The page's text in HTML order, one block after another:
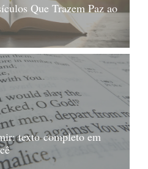
Que Trazem Paz ao
texto completo em